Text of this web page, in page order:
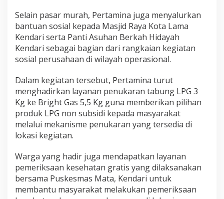
i
k
a
n
1
.
0
0
P
a
k
e
m
b
a
k
o
Selain pasar murah, Pertamina juga menyalurkan
bantuan sosial kepada Masjid Raya Kota Lama
Kendari serta Panti Asuhan Berkah Hidayah
Kendari sebagai bagian dari rangkaian kegiatan
sosial perusahaan di wilayah operasional.
Dalam kegiatan tersebut, Pertamina turut
menghadirkan layanan penukaran tabung LPG 3
Kg ke Bright Gas 5,5 Kg guna memberikan pilihan
produk LPG non subsidi kepada masyarakat
melalui mekanisme penukaran yang tersedia di
lokasi kegiatan.
Warga yang hadir juga mendapatkan layanan
pemeriksaan kesehatan gratis yang dilaksanakan
bersama Puskesmas Mata, Kendari untuk
membantu masyarakat melakukan pemeriksaan